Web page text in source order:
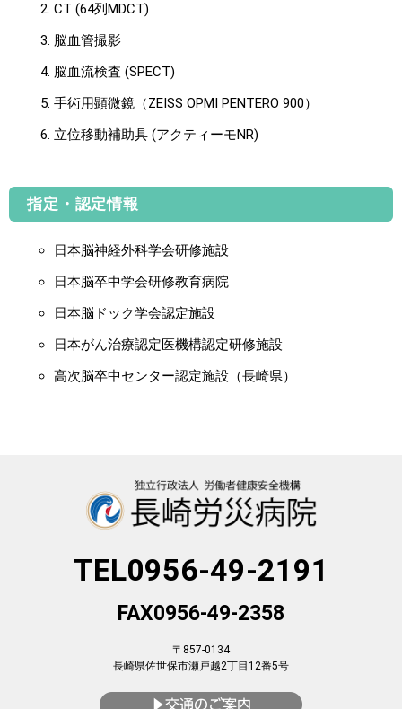
CT (64列MDCT)
脳血管撮影
脳血流検査 (SPECT)
手術用顕微鏡（ZEISS OPMI PENTERO 900）
立位移動補助具 (アクティーモNR)
指定・認定情報
日本脳神経外科学会研修施設
日本脳卒中学会研修教育病院
日本脳ドック学会認定施設
日本がん治療認定医機構認定研修施設
高次脳卒中センター認定施設（長崎県）
TEL0956-49-2191
FAX0956-49-2358
〒857-0134
長崎県佐世保市瀬戸越2丁目12番5号